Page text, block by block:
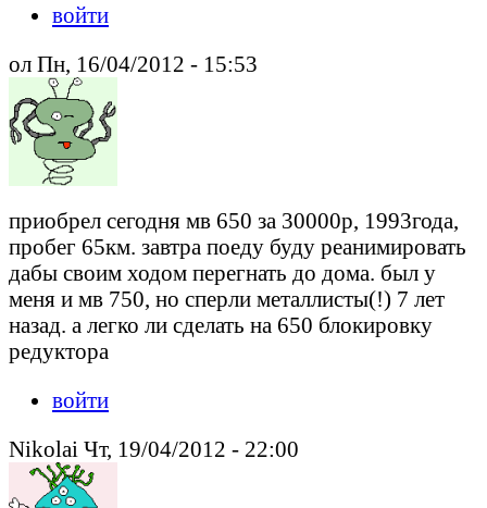
войти
ол Пн, 16/04/2012 - 15:53
приобрел сегодня мв 650 за 30000р, 1993года,
пробег 65км. завтра поеду буду реанимировать
дабы своим ходом перегнать до дома. был у
меня и мв 750, но сперли металлисты(!) 7 лет
назад. а легко ли сделать на 650 блокировку
редуктора
войти
Nikolai Чт, 19/04/2012 - 22:00